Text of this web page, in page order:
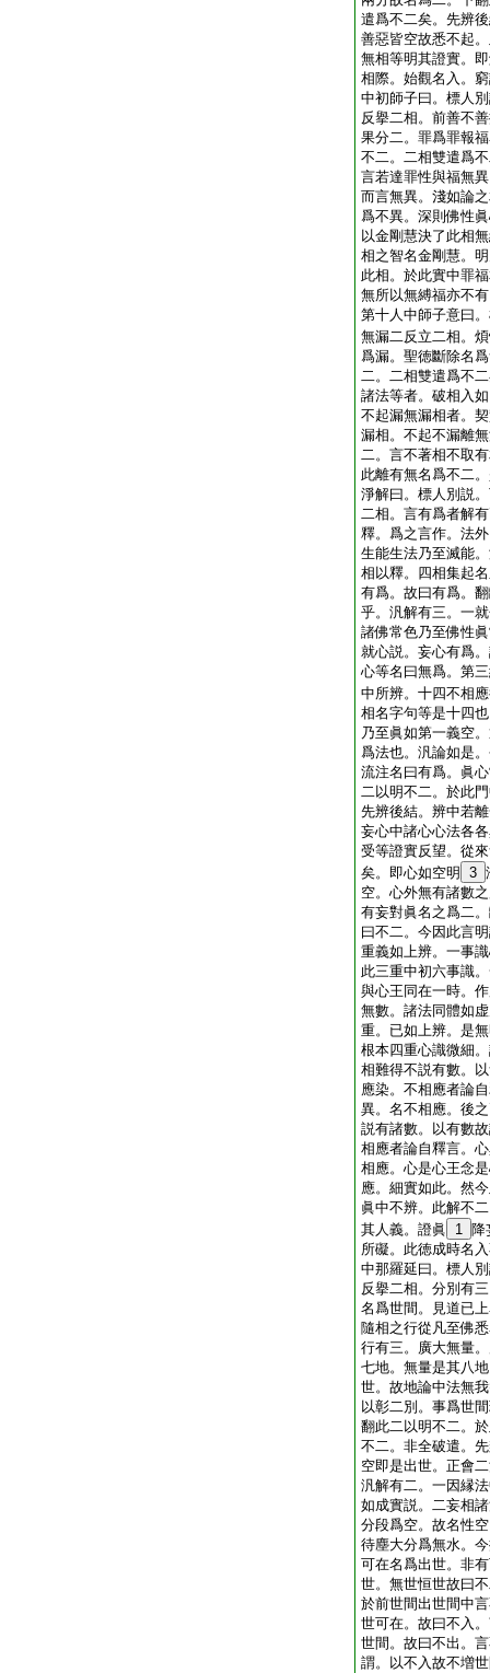
遣爲不二矣。先辨
善惡皆空故悉不起
無相等明其證實。
相際。始觀名入。
中初師子曰。標人
反擧二相。前善不
果分二。罪爲罪報
不二。二相雙遣爲
言若達罪性與福無
而言無異。淺如論
爲不異。深則佛性
以金剛慧決了此相
相之智名金剛慧。
此相。於此實中罪
無所以無縛福亦不
第十人中師子意曰
無漏二反立二相。
爲漏。聖徳斷除名
二。二相雙遣爲不
諸法等者。破相入
不起漏無漏相者。
漏相。不起不漏離
二。言不著相不取
此離有無名爲不二
淨解曰。標人別説
二相。言有爲者解
釋。爲之言作。法
生能生法乃至滅能
相以釋。四相集起
有爲。故曰有爲。
乎。汎解有三。一
諸佛常色乃至佛性
就心説。妄心有爲
心等名曰無爲。第
中所辨。十四不相
相名字句等是十四
乃至眞如第一義空
爲法也。汎論如是
流注名曰有爲。眞
二以明不二。於此
先辨後結。辨中若
妄心中諸心心法各
受等證實反望。從
矣。即心如空明
3
空。心外無有諸數
有妄對眞名之爲二
曰不二。今因此言
重義如上辨。一事
此三重中初六事識
與心王同在一時。
無數。諸法同體如
重。已如上辨。是
根本四重心識微細
相難得不説有數。
應染。不相應者論
異。名不相應。後
説有諸數。以有數
相應者論自釋言。
相應。心是心王念
應。細實如此。然
眞中不辨。此解不
其人義。證眞
1 降
所礙。此徳成時名
中那羅延曰。標人
反擧二相。分別有
名爲世間。見道已
隨相之行從凡至佛
行有三。廣大無量
七地。無量是其八
世。故地論中法無
以彰二別。事爲世
翻此二以明不二。
不二。非全破遣。
空即是出世。正會
汎解有二。一因縁
如成實説。二妄相
分段爲空。故名性
待塵大分爲無水。
可在名爲出世。非
世。無世恒世故曰
於前世間出世間中
世可在。故曰不入
世間。故曰不出。
謂。以不入故不増